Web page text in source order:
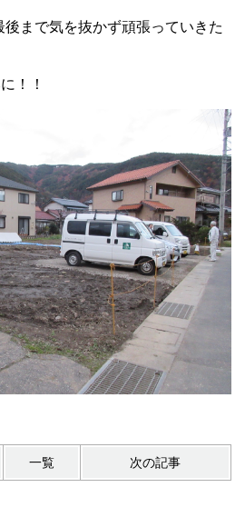
まで気を抜かず頑張っていきた
！！
一覧 次の記事